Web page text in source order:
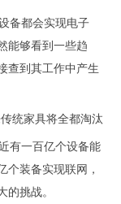
备都会实现电子
能够看到一些趋
查到其工作中产生
有一百亿个设备能
个装备实现联网，
的挑战。